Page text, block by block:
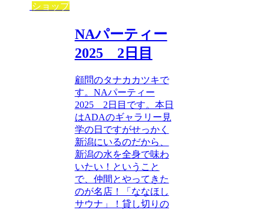
ショップ
NAパーティー
2025 2日目
顧問のタナカカツキで
す。NAパーティー
2025 2日目です。本日
はADAのギャラリー見
学の日ですがせっかく
新潟にいるのだから、
新潟の水を全身で味わ
いたい！ということ
で、仲間とやってきた
のが名店！「ななほし
サウナ」！貸し切りの